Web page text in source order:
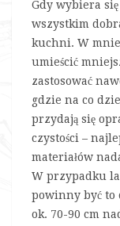
Gdy wybiera
wszystkim
kuchni. W
umieścić
zastosować
gdzie na co
przydają się
czystości –
materiałów
W przypadku
powinny być to
ok. 70-90 cm